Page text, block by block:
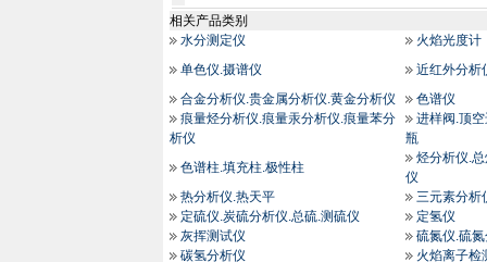
相关产品类别
水分测定仪
火焰光度计
单色仪.摄谱仪
近红外分析
合金分析仪.贵金属分析仪.黄金分析仪
色谱仪
痕量烃分析仪.痕量汞分析仪.痕量苯分
析仪
进样阀.顶
瓶
色谱柱.填充柱.极性柱
烃分析仪.
仪
热分析仪.热天平
三元素分析
定硫仪.炭硫分析仪.总硫.测硫仪
定氢仪
灰挥测试仪
硫氮仪.硫
碳氢分析仪
火焰离子检